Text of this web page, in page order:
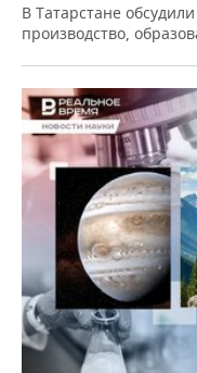
В Татарстане
производство,